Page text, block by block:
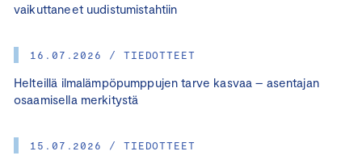
vaikuttaneet uudistumistahtiin
16.07.2026 / TIEDOTTEET
Helteillä ilmalämpöpumppujen tarve kasvaa – asentajan
osaamisella merkitystä
15.07.2026 / TIEDOTTEET